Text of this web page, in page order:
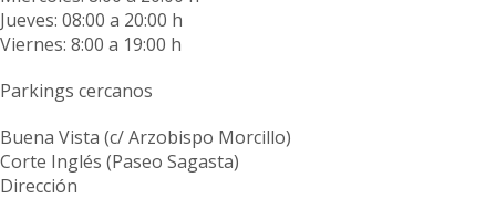
Jueves: 08:00 a 20:00 h
Viernes: 8:00 a 19:00 h
Parkings cercanos
Buena Vista (c/ Arzobispo Morcillo)
Corte Inglés (Paseo Sagasta)
Dirección